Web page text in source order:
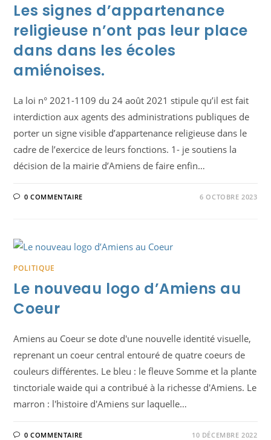
Les signes d’appartenance
religieuse n’ont pas leur place
dans dans les écoles
amiénoises.
La loi n° 2021-1109 du 24 août 2021 stipule qu’il est fait
interdiction aux agents des administrations publiques de
porter un signe visible d’appartenance religieuse dans le
cadre de l’exercice de leurs fonctions. 1- je soutiens la
décision de la mairie d’Amiens de faire enfin…
0 COMMENTAIRE 6 OCTOBRE 2023
POLITIQUE
Le nouveau logo d’Amiens au
Coeur
Amiens au Coeur se dote d'une nouvelle identité visuelle,
reprenant un coeur central entouré de quatre coeurs de
couleurs différentes. Le bleu : le fleuve Somme et la plante
tinctoriale waide qui a contribué à la richesse d'Amiens. Le
marron : l'histoire d'Amiens sur laquelle…
0 COMMENTAIRE 10 DÉCEMBRE 2022